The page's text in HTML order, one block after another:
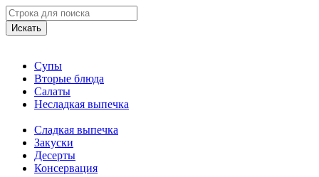
Искать
Супы
Вторые блюда
Салаты
Несладкая выпечка
Сладкая выпечка
Закуски
Десерты
Консервация